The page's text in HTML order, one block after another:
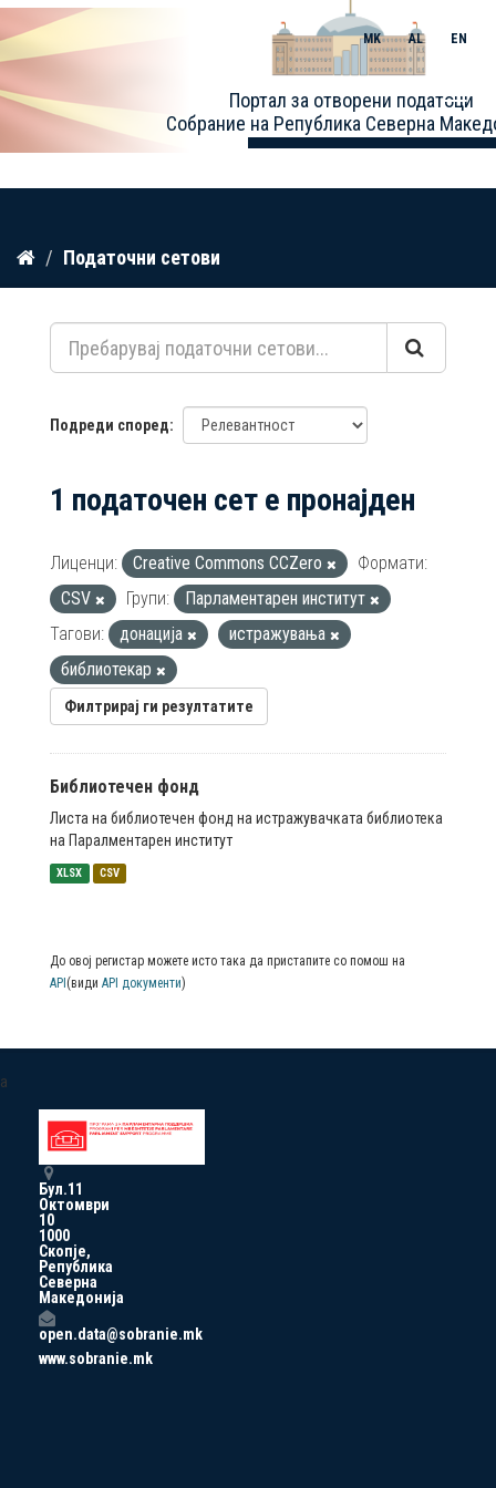
Прескокнете
содржина
Портал за отворени податоци
Собрание на Република Северна
MK AL EN
Toggle
Податочни сетови
Подреди според
1 податочен сет е пронајден
Лиценци: Creative Commons CCZero
Формати:
CSV
Групи:
Парламентарен институт
Тагови:
донација
истражувања
библиотекар
Филтрирај ги резултатите
Библиотечен фонд
Листа на библиотечен фонд на истражувачката библиотека
на Паралментарен институт
XLSX CSV
До овој регистар можете исто така да пристапите со помош на
API (види API документи)
a
Бул.11
Октомври
10
1000
Скопје,
Република
Северна
Македонија
open.data@sobranie.mk
www.sobranie.mk